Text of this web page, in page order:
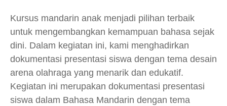
Kursus mandarin anak menjadi pilihan terbaik
untuk mengembangkan kemampuan bahasa sejak
dini. Dalam kegiatan ini, kami menghadirkan
dokumentasi presentasi siswa dengan tema desain
arena olahraga yang menarik dan edukatif.
Kegiatan ini merupakan dokumentasi presentasi
siswa dalam Bahasa Mandarin dengan tema